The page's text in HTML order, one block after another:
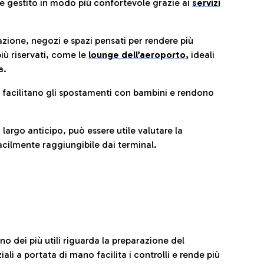
gestito in modo più confortevole grazie ai servizi
negozi e spazi pensati per rendere più
riservati, come le lounge dell’aeroporto, ideali
facilitano gli spostamenti con bambini e rendono
anticipo, può essere utile valutare la
raggiungibile dai terminal.
dei più utili riguarda la preparazione del
a portata di mano facilita i controlli e rende più